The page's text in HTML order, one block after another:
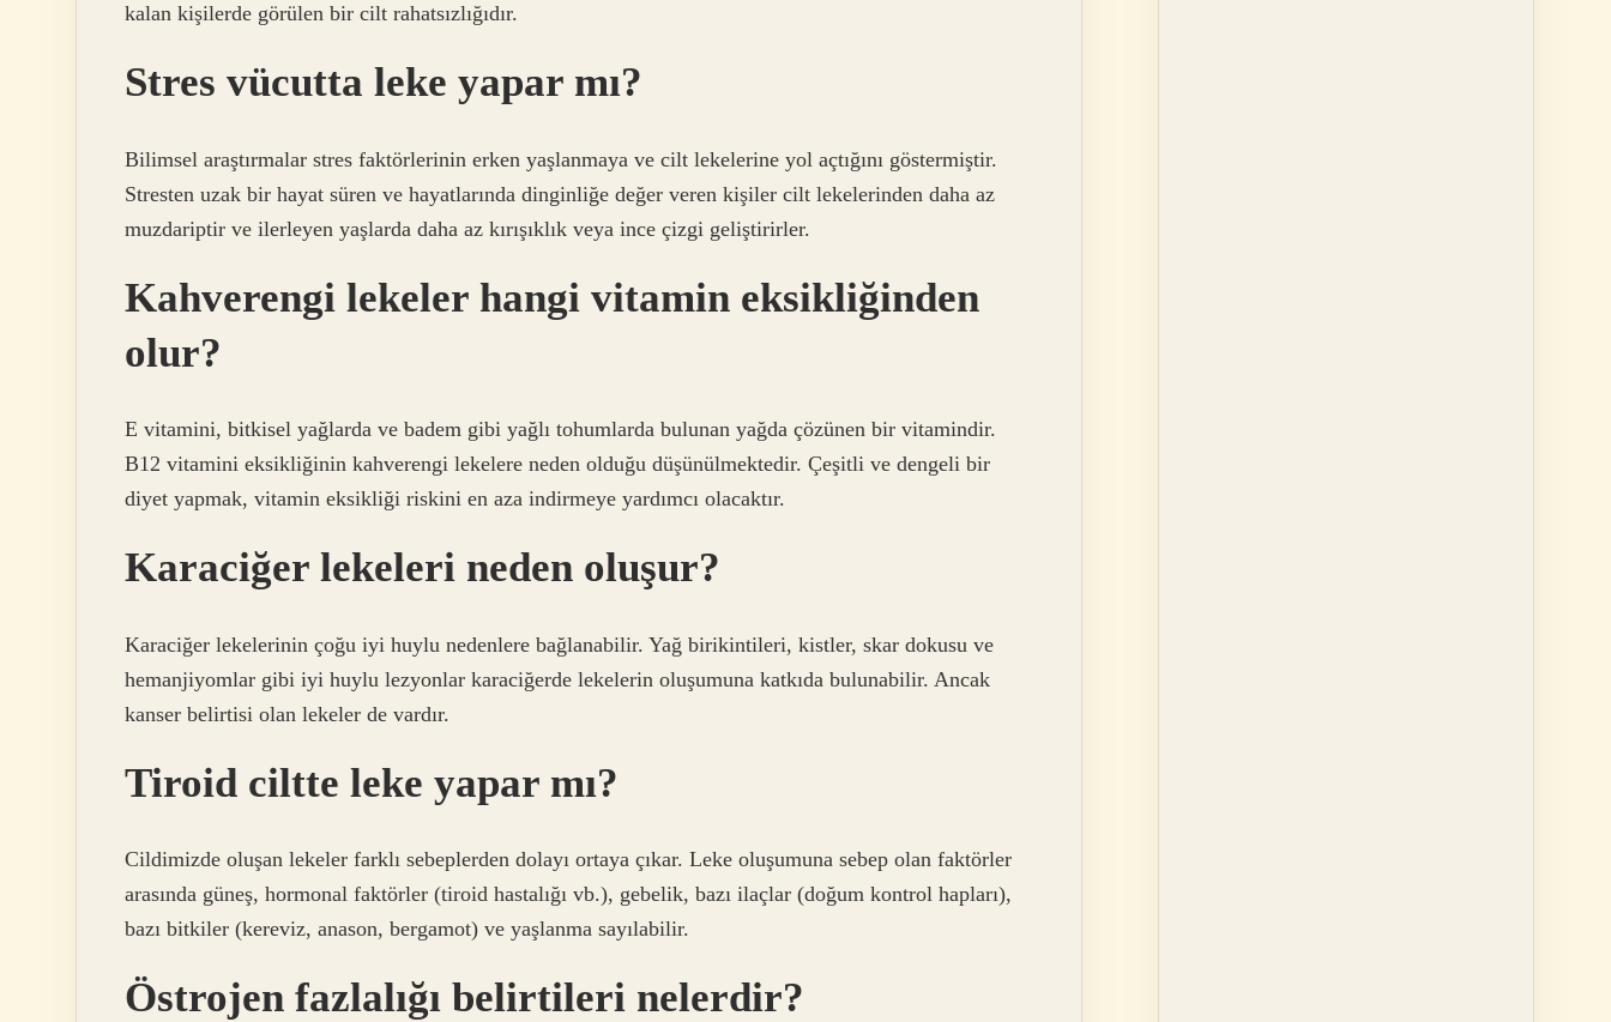
kalan kişilerde görülen bir cilt rahatsızlığıdır.
Stres vücutta leke yapar mı?
Bilimsel araştırmalar stres faktörlerinin erken yaşlanmaya ve cilt lekelerine yol açtığını göstermiştir.
Stresten uzak bir hayat süren ve hayatlarında dinginliğe değer veren kişiler cilt lekelerinden daha az
muzdariptir ve ilerleyen yaşlarda daha az kırışıklık veya ince çizgi geliştirirler.
Kahverengi lekeler hangi vitamin eksikliğinden
olur?
E vitamini, bitkisel yağlarda ve badem gibi yağlı tohumlarda bulunan yağda çözünen bir vitamindir.
B12 vitamini eksikliğinin kahverengi lekelere neden olduğu düşünülmektedir. Çeşitli ve dengeli bir
diyet yapmak, vitamin eksikliği riskini en aza indirmeye yardımcı olacaktır.
Karaciğer lekeleri neden oluşur?
Karaciğer lekelerinin çoğu iyi huylu nedenlere bağlanabilir. Yağ birikintileri, kistler, skar dokusu ve
hemanjiyomlar gibi iyi huylu lezyonlar karaciğerde lekelerin oluşumuna katkıda bulunabilir. Ancak
kanser belirtisi olan lekeler de vardır.
Tiroid ciltte leke yapar mı?
Cildimizde oluşan lekeler farklı sebeplerden dolayı ortaya çıkar. Leke oluşumuna sebep olan faktörler
arasında güneş, hormonal faktörler (tiroid hastalığı vb.), gebelik, bazı ilaçlar (doğum kontrol hapları),
bazı bitkiler (kereviz, anason, bergamot) ve yaşlanma sayılabilir.
Östrojen fazlalığı belirtileri nelerdir?